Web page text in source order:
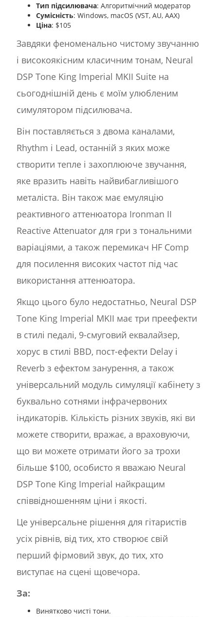
Тип підсилювача: Алгоритмічний модератор
Сумісність: Windows, macOS (VST, AU, AAX)
Ціна: $105
Завдяки феноменально чистому звучанню
і високоякісним класичним тонам, Neural
DSP Tone King Imperial MKII Suite на
сьогоднішній день є моїм улюбленим
симулятором підсилювача.
Він поставляється з двома каналами,
Rhythm і Lead, останній з яких може
створити тепле і захоплююче звучання,
яке вразить навіть найвибагливішого
металіста. Він також має емуляцію
реактивного аттенюатора Ironman II
Reactive Attenuator для гри з тональними
варіаціями, а також перемикач HF Comp
для посилення високих частот під час
використання аттенюатора.
Якщо цього було недостатньо, Neural DSP
Tone King Imperial MKII має три преефекти
в стилі педалі, 9-смуговий еквалайзер,
хорус в стилі BBD, пост-ефекти Delay і
Reverb з ефектом занурення, а також
універсальний модуль симуляції кабінету з
буквально сотнями інфрачервоних
індикаторів. Кількість різних звуків, які ви
можете створити, вражає, а враховуючи,
що ви можете отримати його за трохи
більше $100, особисто я вважаю Neural
DSP Tone King Imperial найкращим
співвідношенням ціни і якості.
Це універсальне рішення для гітаристів
усіх рівнів, від тих, хто створює свій
перший фірмовий звук, до тих, хто
виступає на сцені щовечора.
За:
Винятково чисті тони.